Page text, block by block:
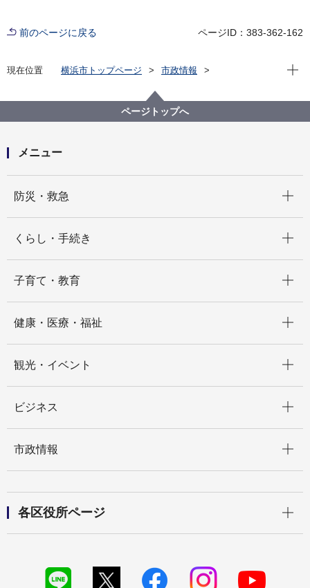
前のページに戻る ページID：383-362-162
現在位置 横浜市トップページ
市政情報
現在
ページトップへ
メニュー
防災・救急
くらし・手続き
子育て・教育
健康・医療・福祉
観光・イベント
ビジネス
市政情報
各区役所ページ